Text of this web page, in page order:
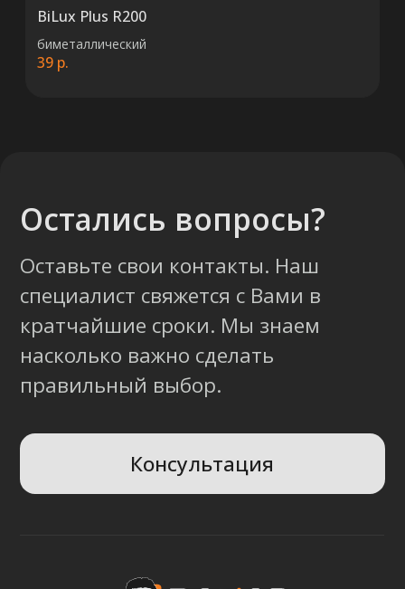
BiLux Plus R200
биметаллический
39 р.